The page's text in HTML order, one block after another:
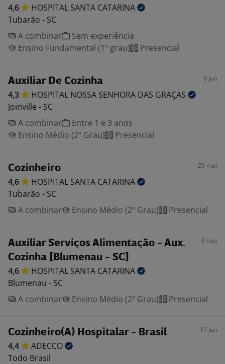
4,6 HOSPITAL SANTA CATARINA
Tubarão - SC
A combinar
Sem experiência
Ensino Fundamental (1º grau)
Presencial
Auxiliar De Cozinha 9 jun
4,3 HOSPITAL NOSSA SENHORA DAS GRAÇAS
Joinville - SC
A combinar
Entre 1 e 3 anos
Ensino Médio (2º Grau)
Presencial
Cozinheiro 29 mai
4,6 HOSPITAL SANTA CATARINA
Tubarão - SC
A combinar
Ensino Médio (2º Grau) Presencial
Auxiliar Serviços Alimentação - Aux.
Cozinha [Blumenau - SC]
6 mai
4,6 HOSPITAL SANTA CATARINA
Blumenau - SC
A combinar
Ensino Médio (2º Grau) Presencial
Cozinheiro(A) Hospitalar - Brasil 11 jun
4,4
ADECCO
Todo Brasil